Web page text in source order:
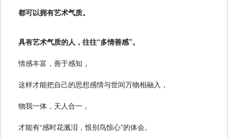
都可以拥有艺术气质。
具有艺术气质的人，往往“多情善感”。
情感丰富，善于感知，
这样才能把自己的思想感情与世间万物相融入，
物我一体，天人合一，
才能有“感时花溅泪，恨别鸟惊心”的体会。